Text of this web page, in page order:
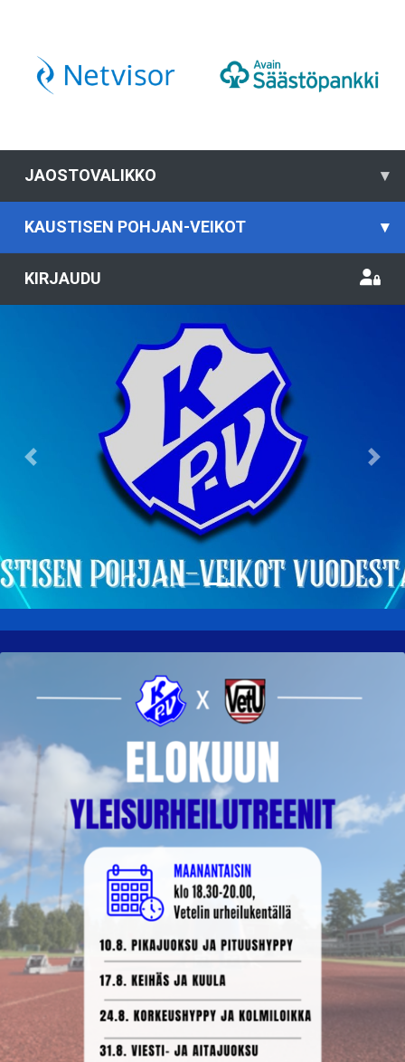
JAOSTOVALIKKO ▾
KAUSTISEN POHJAN-VEIKOT ▾
KIRJAUDU
Previous